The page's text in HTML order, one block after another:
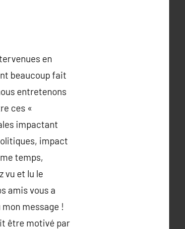
en
beaucoup fait
entretenons
ces «
impactant
impact
temps,
vu et lu le
amis vous a
message !
être motivé par